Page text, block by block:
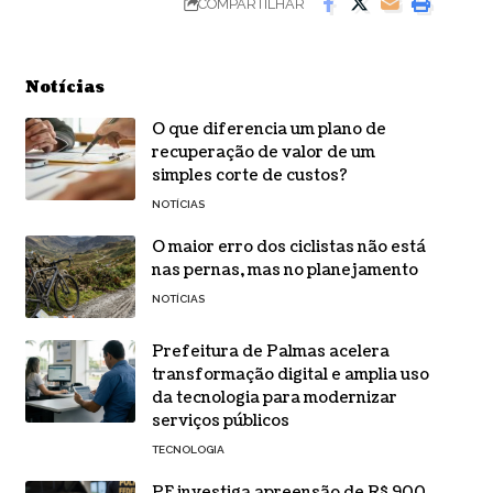
COMPARTILHAR
Notícias
O que diferencia um plano de
recuperação de valor de um
simples corte de custos?
NOTÍCIAS
O maior erro dos ciclistas não está
nas pernas, mas no planejamento
NOTÍCIAS
Prefeitura de Palmas acelera
transformação digital e amplia uso
da tecnologia para modernizar
serviços públicos
TECNOLOGIA